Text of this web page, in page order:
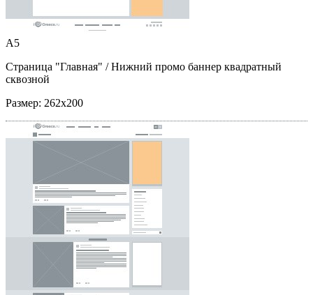
A5
Страница "Главная" / Нижний промо баннер квадратный
сквозной
Размер: 262x200